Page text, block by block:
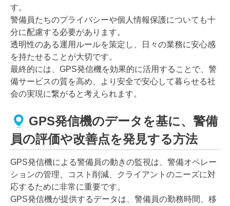
す。
警備員たちのプライバシーや個人情報保護についても十
分に配慮する必要があります。
透明性のある運用ルールを策定し、日々の業務に安心感
を持たせることが大切です。
最終的には、GPS発信機を効果的に活用することで、警
備サービスの質を高め、より安全で安心して暮らせる社
会の実現に繋がると考えられます。
GPS発信機のデータを基に、警備
員の評価や改善点を発見する方法
GPS発信機による警備員の動きの監視は、警備オペレー
ションの管理、コスト削減、クライアントのニーズに対
応するために非常に重要です。
GPS発信機が提供するデータは、警備員の勤務時間、移